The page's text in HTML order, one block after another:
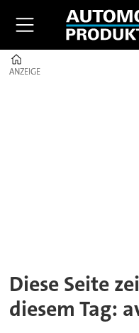
ANZEIGE
ANZEIGE
Diese Seite
diesem Tag: